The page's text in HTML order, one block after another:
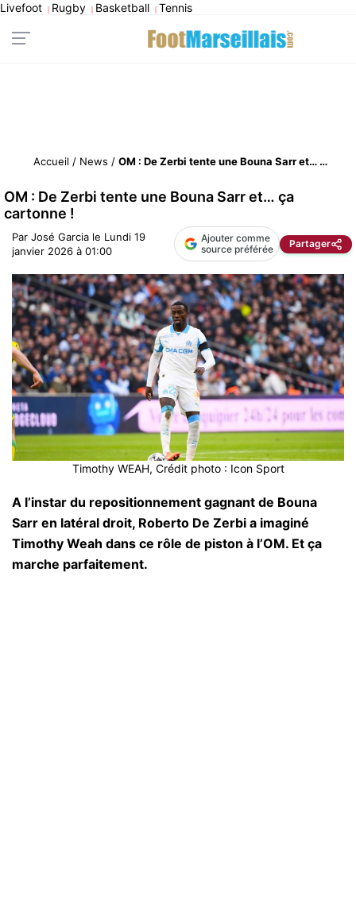
Livefoot | Rugby | Basketball | Tennis
Accueil / News / OM : De Zerbi tente une Bouna Sarr et… ça cartonne !
OM : De Zerbi tente une Bouna Sarr et… ça
cartonne !
Par José Garcia le Lundi 19
janvier 2026 à 01:00
Ajouter comme
source préférée
Partager
Timothy WEAH, Crédit photo : Icon Sport
A l’instar du repositionnement gagnant de Bouna
Sarr en latéral droit, Roberto De Zerbi a imaginé
Timothy Weah dans ce rôle de piston à l’OM. Et ça
marche parfaitement.